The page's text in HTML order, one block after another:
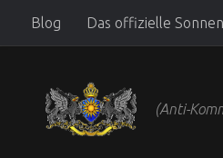
Zum Inhalt springen
Blog Das offizielle
(Anti-